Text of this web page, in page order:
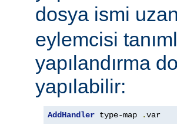
dosya ismi
eylemcisi
yapılandırma
yapılabilir:
AddHandler type-map .var